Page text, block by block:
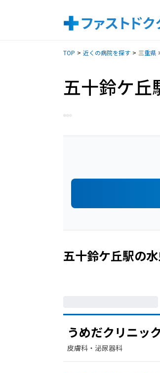
TOP 近くの病院を探す 三重県
五十鈴ケ丘
五十鈴ケ丘駅の
うめだクリニッ
皮膚科・​泌尿器科